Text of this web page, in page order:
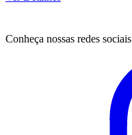
Conheça nossas redes sociais